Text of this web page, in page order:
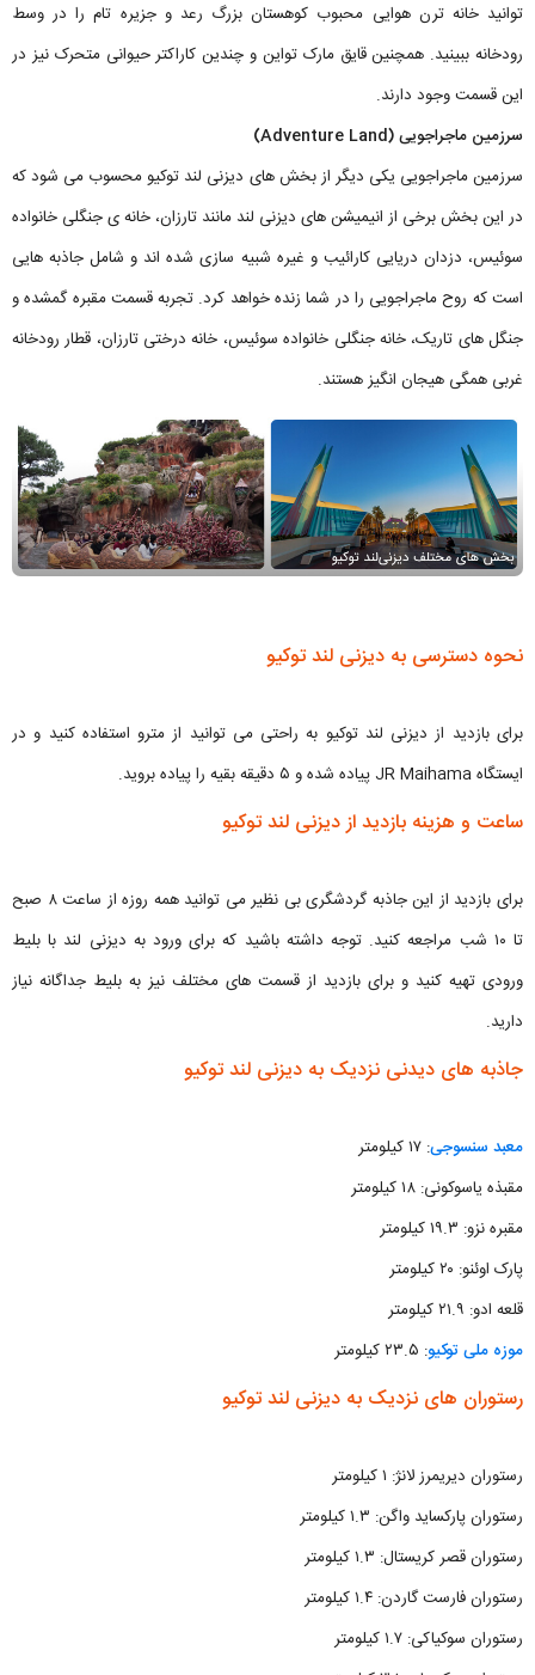
توانید خانه ترن هوایی محبوب کوهستان بزرگ رعد و جزیره تام را در وسط
رودخانه ببینید. همچنین قایق مارک تواین و چندین کاراکتر حیوانی متحرک نیز در
این قسمت وجود دارند.
سرزمین ماجراجویی (Adventure Land)
سرزمین ماجراجویی یکی دیگر از بخش های دیزنی لند توکیو محسوب می شود که
در این بخش برخی از انیمیشن های دیزنی لند مانند تارزان، خانه ی جنگلی خانواده
سوئیس، دزدان دریایی کارائیب و غیره شبیه سازی شده اند و شامل جاذبه‌ هایی
است که روح ماجراجویی را در شما زنده خواهد کرد. تجربه قسمت مقبره گمشده و
جنگل های تاریک، خانه‌ جنگلی خانواده سوئیس، خانه درختی تارزان، قطار رودخانه‌
غربی همگی هیجان انگیز هستند.
نحوه دسترسی به دیزنی لند توکیو
برای بازدید از دیزنی لند توکیو به راحتی می توانید از مترو استفاده کنید و در
ایستگاه JR Maihama پیاده شده و ۵ دقیقه بقیه را پیاده بروید.
ساعت و هزینه بازدید از دیزنی لند توکیو
برای بازدید از این جاذبه گردشگری بی نظیر می توانید همه روزه از ساعت ۸ صبح
تا ۱۰ شب مراجعه کنید. توجه داشته باشید که برای ورود به دیزنی لند با بلیط
ورودی تهیه کنید و برای بازدید از قسمت های مختلف نیز به بلیط جداگانه نیاز
دارید.
جاذبه های دیدنی نزدیک به دیزنی لند توکیو
معبد سنسوجی: ۱۷ کیلومتر
مقبذه یاسوکونی: ۱۸ کیلومتر
مقبره نزو: ۱۹.۳ کیلومتر
پارک اوئنو: ۲۰ کیلومتر
قلعه ادو: ۲۱.۹ کیلومتر
موزه ملی توکیو: ۲۳.۵ کیلومتر
رستوران های نزدیک به دیزنی لند توکیو
رستوران دیریمرز لانژ: ۱ کیلومتر
رستوران پارکساید واگن: ۱.۳ کیلومتر
رستوران قصر کریستال: ۱.۳ کیلومتر
رستوران فارست گاردن: ۱.۴ کیلومتر
رستوران سوکیاکی: ۱.۷ کیلومتر